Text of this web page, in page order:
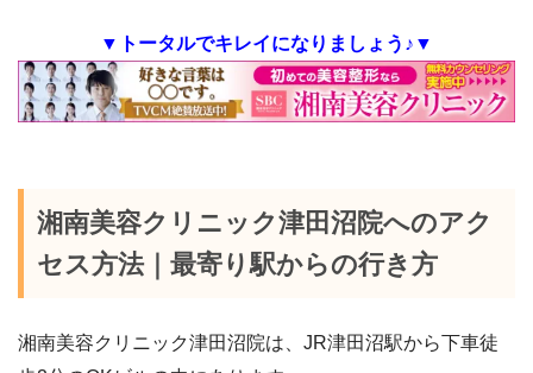
▼トータルでキレイになりましょう♪▼
湘南美容クリニック津田沼院へのアク
セス方法｜最寄り駅からの行き方
湘南美容クリニック津田沼院は、 JR津田沼駅から下車徒